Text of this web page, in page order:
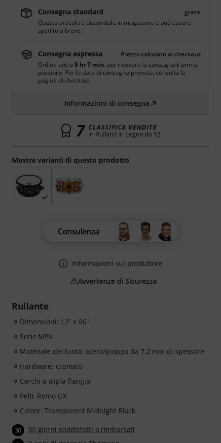
Rullante
Dimensioni: 12" x 06"
Serie MPX
Materiale del fusto: acero/pioppo da 7,2 mm di spessore
Hardware: cromato
Cerchi a tripla flangia
Pelli: Remo UX
Colore: Transparent Midnight Black
30 30 giorni soddisfatti o rimborsati
Mostra varianti di questo prodotto
Consegna standard
gratis
Questo articolo è disponibile in magazzino e può essere
spedito a breve.
Consegna espressa
Prezzo calcolato al checkout
Ordina entro8 hr 7 min. per ricevere la consegna il prima
possibile. Per la data di consegna prevista, consulta la
pagina di checkout.
Informazioni di consegna
7 CLASSIFICA VENDITE
in Rullanti in Legno da 12"
Consulenza
Informazioni sul produttore
Avvertenze di Sicurezza